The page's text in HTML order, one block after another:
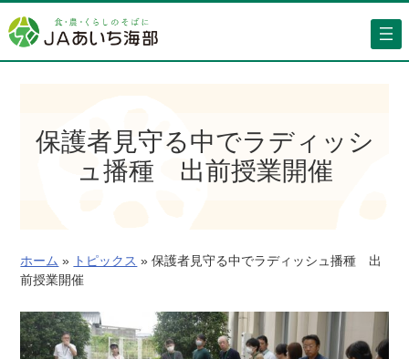
容
を
保護者見守る中でラディッシ
ュ播種 出前授業開催
ホーム » トピックス » 保護者見守る中でラディッシュ播種 出
前授業開催